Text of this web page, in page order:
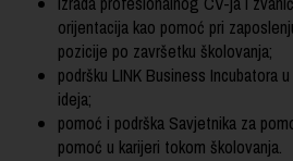
orijentacija kao pomoć pri
pozicije po završetku školovanja;
podršku LINK Business Incubatora
ideja;
pomoć i podrška Savjetnika za
pomoć u karijeri tokom školovanja.